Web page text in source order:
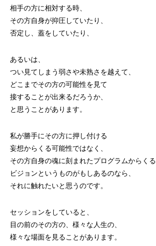
相手の方に相対する時、
その方自身が抑圧していたり、
否定し、蓋をしていたり、
あるいは、
つい見てしまう弱さや未熟さを越えて、
どこまでその方の可能性を見て
接することが出来るだろうか、
と思うことがあります。
私が勝手にその方に押し付ける
妄想からくる可能性ではなく、
その方自身の魂に刻まれたプログラムからくる
ビジョンというものがもしあるのなら、
それに触れたいと思うのです。
セッションをしていると、
目の前のその方の、様々な人生の、
様々な場面を見ることがあります。